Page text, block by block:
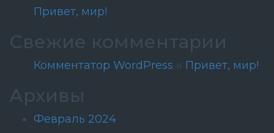
Привет, мир!
Свежие комментарии
Комментатор WordPress к Привет, мир!
Архивы
Февраль 2024